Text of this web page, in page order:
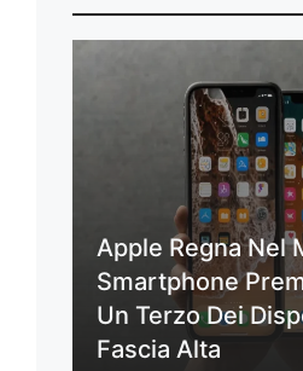
Apple Regna Nel
Smartphone
Un Terzo Dei
Fascia Alta